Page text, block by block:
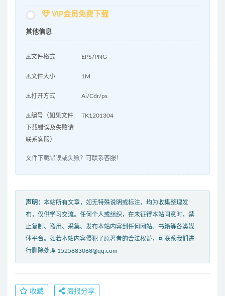
VIP会员免费下载
其他信息
⚠️文件格式 EPS/PNG
⚠️文件大小 1M
⚠️打开方式 Ai/Cdr/ps
⚠️编号（如果文件
下载错误及失败请
联系客服）
TK1201304
文件下载错误或失败？可联系客服！
声明： 本站所有文章，如无特殊说明或标注，均为收集整理发
布，仅供学习交流。任何个人或组织，在未征得本站同意时，禁
止复制、盗用、采集、发布本站内容到任何网站、书籍等各类媒
体平台。如若本站内容侵犯了原著者的合法权益，可联系我们进
行删除处理 1525683068@qq.com
收藏 海报分享